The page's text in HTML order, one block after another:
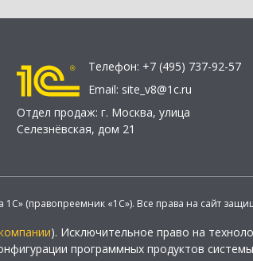
Телефон: +7 (495) 737-92-57
Email: site_v8@1c.ru
Отдел продаж: г. Москва, улица
Селезнёвская, дом 21
1С» (правопреемник «1С»). Все права на сайт
). Исключительное право на
программных продуктов